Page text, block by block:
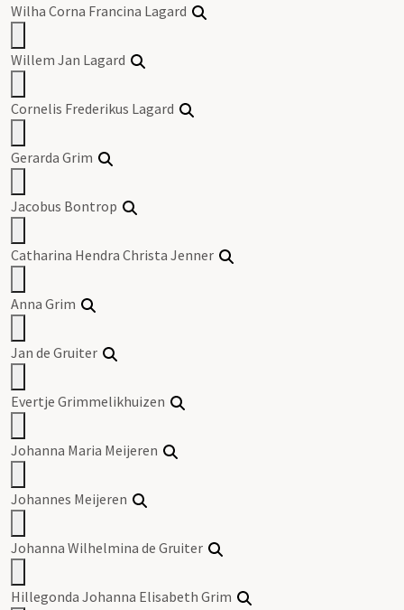
Wilha Corna Francina Lagard
Willem Jan Lagard
Cornelis Frederikus Lagard
Gerarda Grim
Jacobus Bontrop
Catharina Hendra Christa Jenner
Anna Grim
Jan de Gruiter
Evertje Grimmelikhuizen
Johanna Maria Meijeren
Johannes Meijeren
Johanna Wilhelmina de Gruiter
Hillegonda Johanna Elisabeth Grim